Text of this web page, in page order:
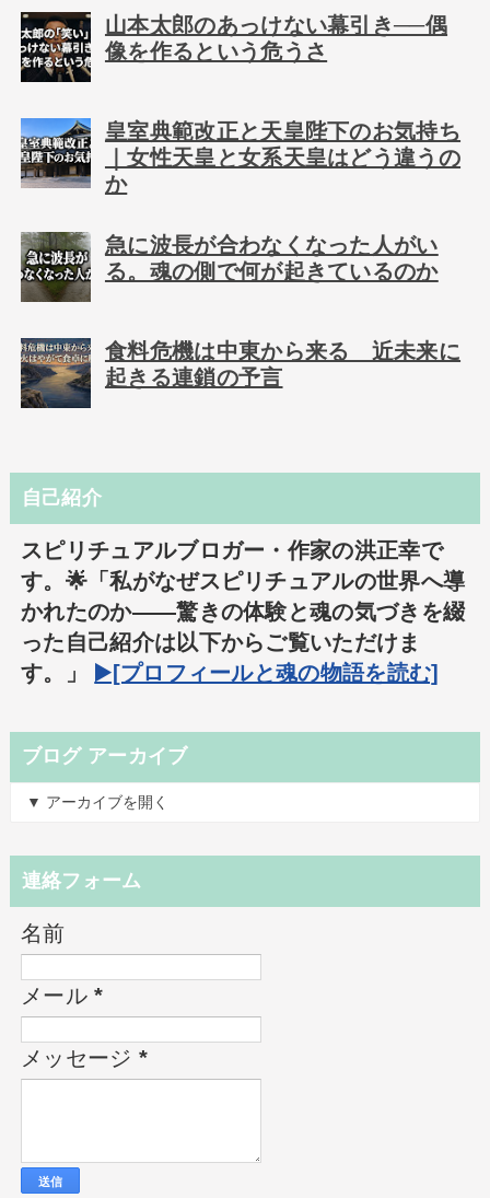
山本太郎のあっけない幕引き──偶
像を作るという危うさ
皇室典範改正と天皇陛下のお気持ち
｜女性天皇と女系天皇はどう違うの
か
急に波長が合わなくなった人がい
る。魂の側で何が起きているのか
食料危機は中東から来る 近未来に
起きる連鎖の予言
自己紹介
スピリチュアルブロガー・作家の洪正幸で
す。🌟「私がなぜスピリチュアルの世界へ導
かれたのか――驚きの体験と魂の気づきを綴
った自己紹介は以下からご覧いただけま
す。」 ▶️[プロフィールと魂の物語を読む]
ブログ アーカイブ
▼ アーカイブを開く
連絡フォーム
名前
メール*
メッセージ *